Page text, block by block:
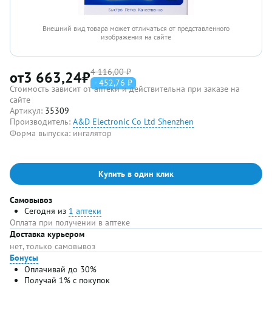
Внешний вид товара может отличаться от представленного
изображения на сайте
от3 663,24₽4 116,00 ₽
- 452,76 ₽
Стоимость зависит от аптеки и действительна при заказе на
сайте
Артикул: 35309
Производитель: A&D Electronic Co Ltd Shenzhen
Форма выпуска: ингалятор
Купить в один клик
Самовывоз
Сегодня из 1 аптеки
Оплата при получении в аптеке
Доставка курьером
нет, только самовывоз
Бонусы
Оплачивай до 30%
Получай 1% с покупок